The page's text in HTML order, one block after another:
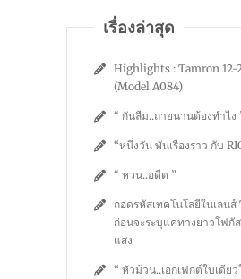
เรื่องล่าสุด
Highlights : Tamron 12-
(Model A084)
“ กันลืม..ถ่ายนานต้องทำไง
“หนึ่งวัน พันเรื่องราว กับ
“ หวน..อดีต ”
ถอดรหัสเทคโนโลยีในเลนส์
ก่อนจะระบุแค่ทางยาวโฟกั
แสง
“ หัวม้วน..เอกเฟกต์ใบเดียว